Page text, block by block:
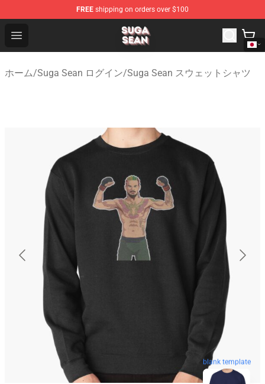
FREE shipping on orders over $100
Open menu
Suga Sean Shop - Official Suga Sean Merchandise Store
ホーム/Suga Sean ログイン/Suga Sean スウェットシャツ
blank template